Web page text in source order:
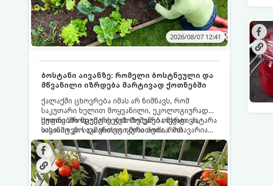
2026/08/07 12:41
ბოსტანი აივანზე: რომელი ბოსტნეული და
მწვანილი იზრდება მარტივად ქოთნებში
ქალაქში ცხოვრება იმას არ ნიშნავს, რომ
საკუთარი ხელით მოყვანილი, ეკოლოგიურად
სუფთა პროდუქტის გემოზე უარი თქვათ. პატარა
აივანიც კი საკმარისია იმისათვის, რომ
მოიწყოთ მინი-ბოსტანი, საიდანაც
ყოველდღიურად ახალ, არომატულ მწვანილსა
და ბოსტნეულს მოკრეფთ.
ქოთნებში მცენარეების მოშენება მარტივი,
სასიამოვნო და ესთეტიკური ჰობია. მთავარია
იცოდეთ, რომელი კულტურები ეგუებიან
ქოთნის პირობებს ყველაზე კარგად და როგორ
მოუაროთ მათ სწორად.